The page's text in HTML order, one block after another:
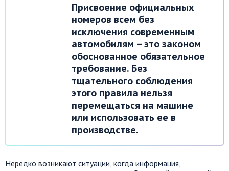
Присвоение официальных
номеров всем без
исключения современным
автомобилям – это законом
обоснованное обязательное
требование. Без
тщательного соблюдения
этого правила нельзя
перемещаться на машине
или использовать ее в
производстве.
Нередко возникают ситуации, когда информация,